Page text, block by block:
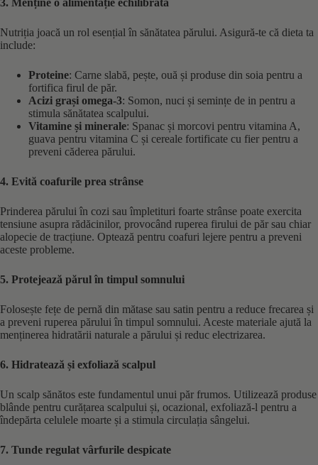
Nutriția joacă un rol esențial în sănătatea părului. Asigură-te că dieta ta
include:​
Proteine: Carne slabă, pește, ouă și produse din soia pentru a
fortifica firul de păr. ​
Acizi grași omega-3: Somon, nuci și semințe de in pentru a
stimula sănătatea scalpului. ​
Vitamine și minerale: Spanac și morcovi pentru vitamina A,
guava pentru vitamina C și cereale fortificate cu fier pentru a
preveni căderea părului.
4. Evită coafurile prea strânse
Prinderea părului în cozi sau împletituri foarte strânse poate exercita
tensiune asupra rădăcinilor, provocând ruperea firului de păr sau chiar
alopecie de tracțiune. Optează pentru coafuri lejere pentru a preveni
aceste probleme. ​
5. Protejează părul în timpul somnului
Folosește fețe de pernă din mătase sau satin pentru a reduce frecarea și
a preveni ruperea părului în timpul somnului. Aceste materiale ajută la
menținerea hidratării naturale a părului și reduc electrizarea.​
6. Hidratează și exfoliază scalpul
Un scalp sănătos este fundamentul unui păr frumos. Utilizează produse
blânde pentru curățarea scalpului și, ocazional, exfoliază-l pentru a
îndepărta celulele moarte și a stimula circulația sângelui. ​
7. Tunde regulat vârfurile despicate